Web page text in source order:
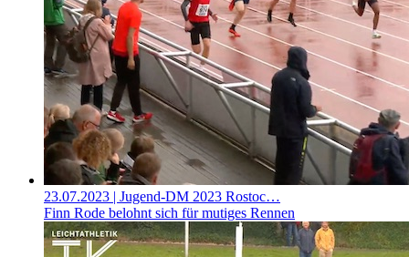
23.07.2023 | Jugend-DM 2023 Rostoc…
Finn Rode belohnt sich für mutiges Rennen